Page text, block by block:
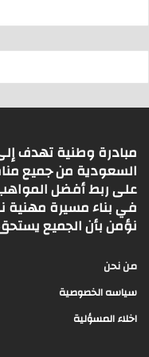
مبادرة وطنية تهدف
السعودية من جميع
على ربط أفضل
في بناء مسيرة مهنية
نؤمن بأن الجميع
من نحن
سياسه الخصوصية
اخلاء المسؤلية